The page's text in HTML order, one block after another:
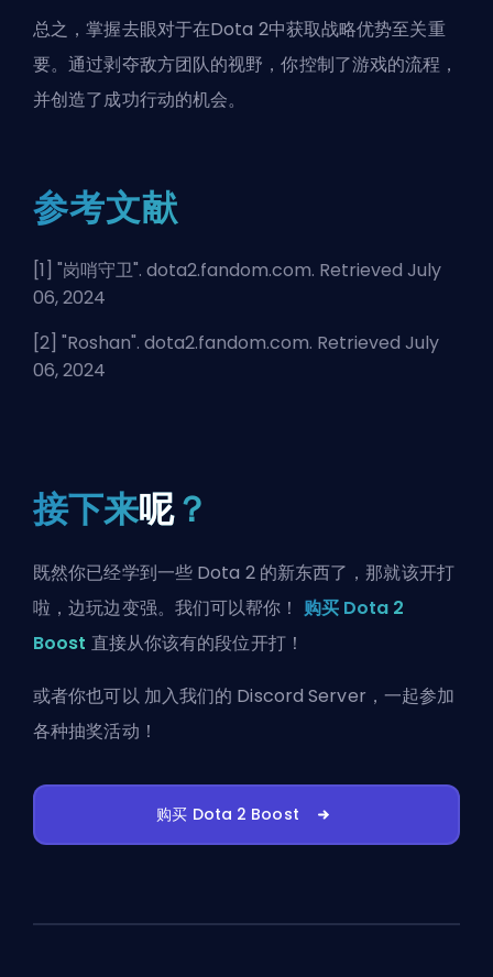
总之，掌握去眼对于在Dota 2中获取战略优势至关重
要。通过剥夺敌方团队的视野，你控制了游戏的流程，
并创造了成功行动的机会。
参考文献
[1] "岗哨守卫". dota2.fandom.com. Retrieved July
06, 2024
[2] "Roshan". dota2.fandom.com. Retrieved July
06, 2024
接下来呢？
既然你已经学到一些 Dota 2 的新东西了，那就该开打
啦，边玩边变强。我们可以帮你！ 购买 Dota 2
Boost 直接从你该有的段位开打！
或者你也可以 加入我们的 Discord Server ，一起参加
各种抽奖活动！
购买 Dota 2 Boost